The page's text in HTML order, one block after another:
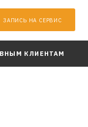
ЗАПИСЬ НА СЕРВИС
КЛИЕНТАМ